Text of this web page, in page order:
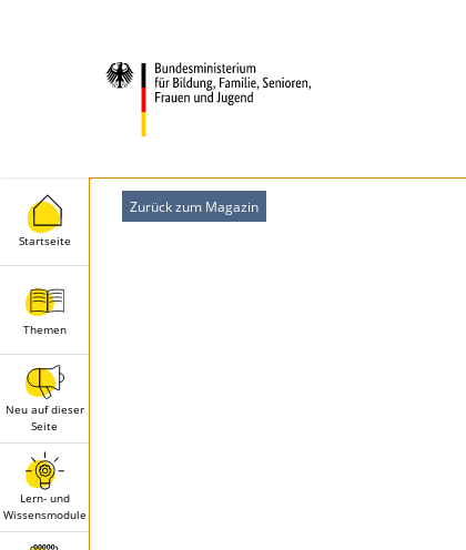
Startseite
Themen
Neu auf dieser
Seite
Lern- und
Wissensmodule
Zurück zum Magazin